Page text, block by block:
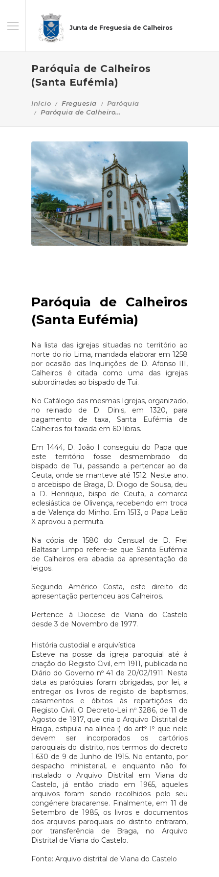
Junta de Freguesia de Calheiros
Paróquia de Calheiros
(Santa Eufémia)
Início Freguesia
Paróquia
Paróquia de Calheiro...
Paróquia de Calheiros
(Santa Eufémia)
Na lista das igrejas situadas no território ao
norte do rio Lima, mandada elaborar em 1258
por ocasião das Inquirições de D. Afonso III,
Calheiros é citada como uma das igrejas
subordinadas ao bispado de Tui.
No Catálogo das mesmas Igrejas, organizado,
no reinado de D. Dinis, em 1320, para
pagamento de taxa, Santa Eufémia de
Calheiros foi taxada em 60 libras.
Em 1444, D. João I conseguiu do Papa que
este território fosse desmembrado do
bispado de Tui, passando a pertencer ao de
Ceuta, onde se manteve até 1512. Neste ano,
o arcebispo de Braga, D. Diogo de Sousa, deu
a D. Henrique, bispo de Ceuta, a comarca
eclesiástica de Olivença, recebendo em troca
a de Valença do Minho. Em 1513, o Papa Leão
X aprovou a permuta.
Na cópia de 1580 do Censual de D. Frei
Baltasar Limpo refere-se que Santa Eufémia
de Calheiros era abadia da apresentação de
leigos.
Segundo Américo Costa, este direito de
apresentação pertenceu aos Calheiros.
Pertence à Diocese de Viana do Castelo
desde 3 de Novembro de 1977.
História custodial e arquivística
Esteve na posse da igreja paroquial até à
criação do Registo Civil, em 1911, publicada no
Diário do Governo nº 41 de 20/02/1911. Nesta
data as paróquias foram obrigadas, por lei, a
entregar os livros de registo de baptismos,
casamentos e óbitos às repartições do
Registo Civil. O Decreto-Lei nº 3286, de 11 de
Agosto de 1917, que cria o Arquivo Distrital de
Braga, estipula na alínea i) do artº 1º que nele
devem ser incorporados os cartórios
paroquiais do distrito, nos termos do decreto
1.630 de 9 de Junho de 1915. No entanto, por
despacho ministerial, e enquanto não foi
instalado o Arquivo Distrital em Viana do
Castelo, já então criado em 1965, aqueles
arquivos foram sendo recolhidos pelo seu
congénere bracarense. Finalmente, em 11 de
Setembro de 1985, os livros e documentos
dos arquivos paroquiais do distrito entraram,
por transferência de Braga, no Arquivo
Distrital de Viana do Castelo.
Fonte: Arquivo distrital de Viana do Castelo